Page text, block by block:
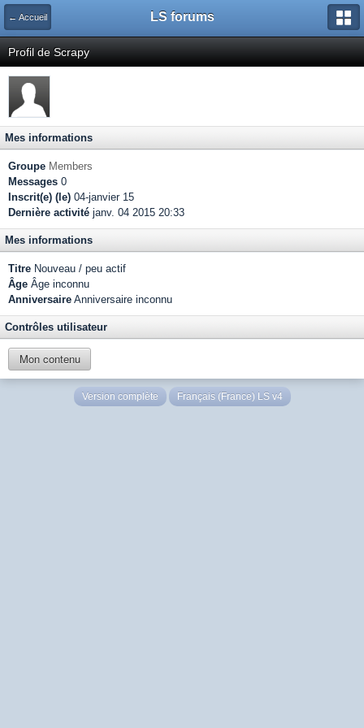
← Accueil LS forums
Profil de Scrapy
Mes informations
Groupe Members
Messages 0
Inscrit(e) (le) 04-janvier 15
Dernière activité janv. 04 2015 20:33
Mes informations
Titre Nouveau / peu actif
Âge Âge inconnu
Anniversaire Anniversaire inconnu
Contrôles utilisateur
Mon contenu
Version complète Français (France) LS v4